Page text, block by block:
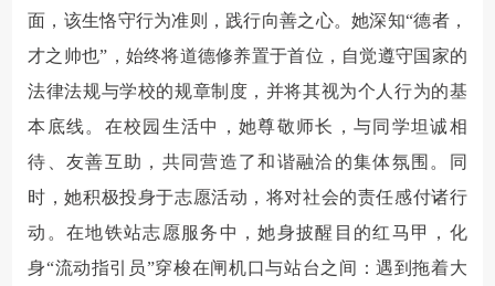
面，该生恪守行为准则，践行向善之心。她深知“德者，
才之帅也”，始终将道德修养置于首位，自觉遵守国家的
法律法规与学校的规章制度，并将其视为个人行为的基
本底线。在校园生活中，她尊敬师长，与同学坦诚相
待、友善互助，共同营造了和谐融洽的集体氛围。同
时，她积极投身于志愿活动，将对社会的责任感付诸行
动。在地铁站志愿服务中，她身披醒目的红马甲，化
身“流动指引员”穿梭在闸机口与站台之间：遇到拖着大